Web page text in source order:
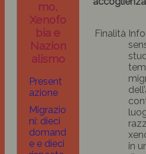
mo,
Xenofo
bia e
Nazion
alismo
Present
azione
Migrazio
ni: dieci
domand
e e dieci
Finalità
in